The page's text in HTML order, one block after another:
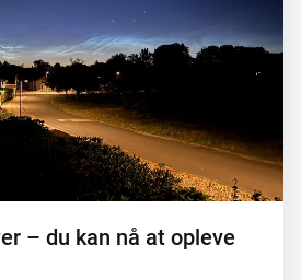
– du kan nå at opleve